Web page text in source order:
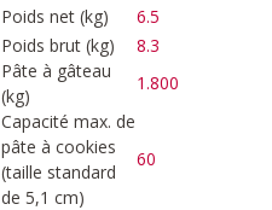
Poids net (kg)
6.5
Poids brut (kg)
8.3
Pâte à gâteau
(kg)
1.800
Capacité max. de
pâte à cookies
(taille standard
de 5,1 cm)
60